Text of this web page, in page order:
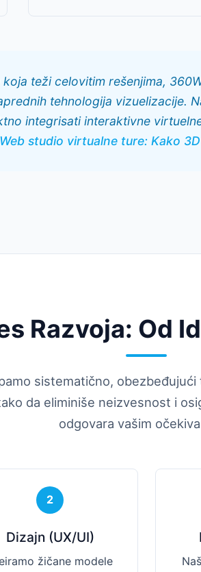
koja teži celovitim rešenjima,
tehnologija vizuelizacije.
integrisati interaktivne
Web studio virtualne ture: Kako
Razvoja: Od
sistematično,
da eliminiše neizvesnost i
odgovara vašim
2
Dizajn (UX/UI)
žičane modele